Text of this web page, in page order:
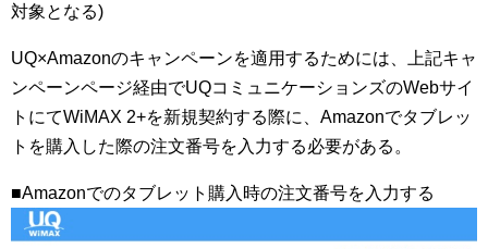
対象となる)
UQ×Amazonのキャンペーンを適用するためには、上記キャ
ンペーンページ経由でUQコミュニケーションズのWebサイ
トにてWiMAX 2+を新規契約する際に、Amazonでタブレッ
トを購入した際の注文番号を入力する必要がある。
■Amazonでのタブレット購入時の注文番号を入力する